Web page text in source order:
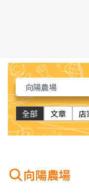
全部 文章 店
向陽農場